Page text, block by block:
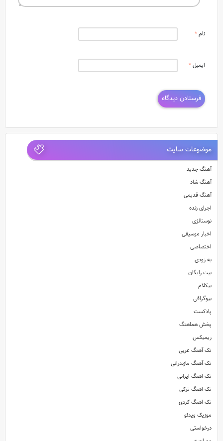
نام*
ایمیل*
موضوعات سایت
آهنگ جدید
آهنگ شاد
آهنگ قدیمی
اجرای زنده
نوستالژی
اخبار موسیقی
اختصاصی
به زودی
بیت رایگان
بیکلام
بیوگرافی
پادکست
پخش هماهنگ
ریمیکس
تک آهنگ عربی
تک آهنگ مازندرانی
تک اهنگ ایرانی
تک اهنگ ترکی
تک اهنگ کردی
موزیک ویدئو
درخواستی